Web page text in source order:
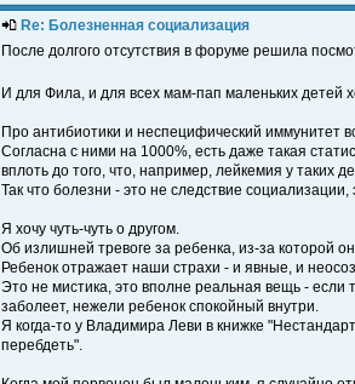
Re: Болезненная социализация
После долгого отсутствия в форуме решила
И для Фила, и для всех мам-пап маленьких детей
Про антибиотики и неспецифический иммунитет
Согласна с ними на 1000%, есть даже такая
вплоть до того, что, например, лейкемия у таких
Так что болезни - это не следствие
Я хочу чуть-чуть о другом.
Об излишней тревоге за ребенка, из-за которой
Ребенок отражает наши страхи - и явные, и
Это не мистика, это вполне реальная вещь -
заболеет, нежели ребенок спокойный внутри.
Я когда-то у Владимира Леви в книжке
перебдеть".